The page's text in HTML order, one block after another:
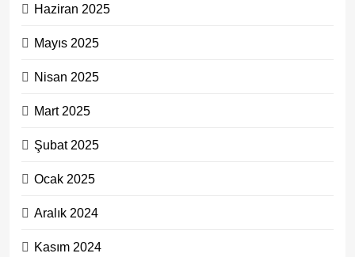
Haziran 2025
Mayıs 2025
Nisan 2025
Mart 2025
Şubat 2025
Ocak 2025
Aralık 2024
Kasım 2024